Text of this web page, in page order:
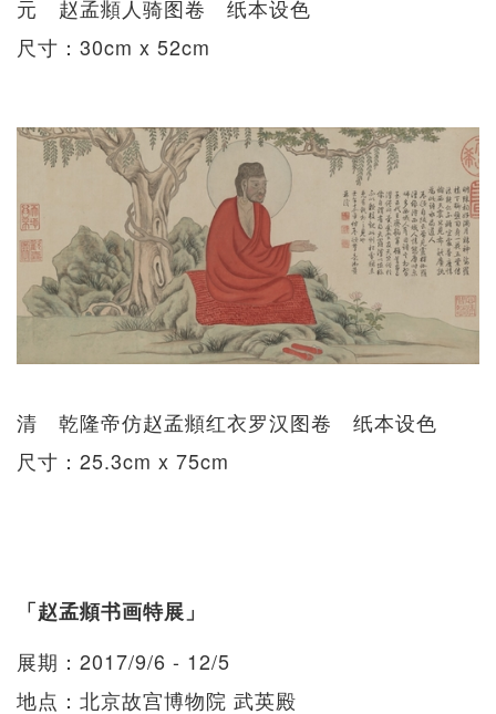
元 赵孟頫人骑图卷 纸本设色
尺寸：30cm x 52cm
清 乾隆帝仿赵孟頫红衣罗汉图卷 纸本设色
尺寸：25.3cm x 75cm
「赵孟頫书画特展」
展期：2017/9/6 - 12/5
地点：北京故宫博物院 武英殿